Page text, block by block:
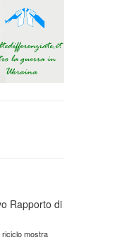
Rapporto di
riciclo mostra